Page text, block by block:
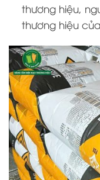
thương hiệu,
thương hiệu